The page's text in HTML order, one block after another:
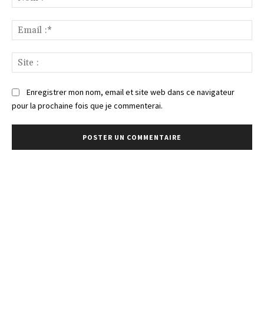
:*
:*
:
Enregistrer mon nom, email et site web dans ce navigateur
pour la prochaine fois que je commenterai.